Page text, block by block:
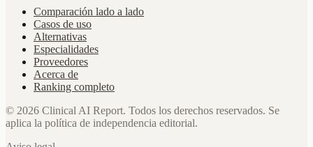
Comparación lado a lado
Casos de uso
Alternativas
Especialidades
Proveedores
Acerca de
Ranking completo
© 2026 Clinical AI Report. Todos los derechos reservados. Se
aplica la política de independencia editorial.